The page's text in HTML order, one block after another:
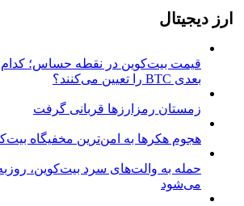
ارز دیجیتال
قیمت بیت‌کوین در نقطه حساس؛
بعدی BTC را تعیین می‌کنند؟
زمستان رمزارزها قربانی گرفت
هجوم هکرها به امن‌ترین مخفیگاه
حمله به والت‌های سرد بیت‌کوین،
می‌شود